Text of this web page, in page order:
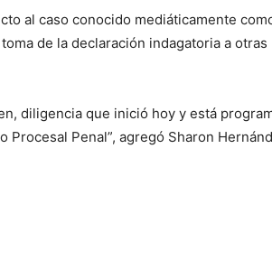
al caso conocido mediáticamente
de la declaración indagatoria a
diligencia que inició hoy y está
Penal”, agregó Sharon